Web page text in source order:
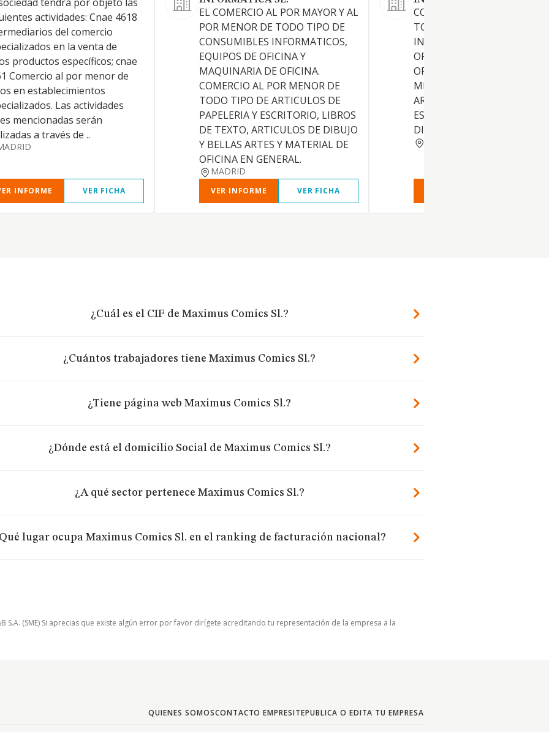
actividades: Cnae 4618
del comercio
en la venta de
productos específicos; cnae
Comercio al por menor de
en establecimientos
Las actividades
mencionadas serán
a través de ..
INFORME VER FICHA
EL COMERCIO AL POR MAYOR Y AL
POR MENOR DE TODO TIPO DE
CONSUMIBLES INFORMATICOS,
EQUIPOS DE OFICINA Y
MAQUINARIA DE OFICINA.
COMERCIO AL POR MENOR DE
TODO TIPO DE ARTICULOS DE
PAPELERIA Y ESCRITORIO, LIBROS
DE TEXTO, ARTICULOS DE DIBUJO
Y BELLAS ARTES Y MATERIAL DE
OFICINA EN GENERAL.
MADRID
VER INFORME VER FICHA
COMERCIO AL POR MENOR
TODO TIPO DE;
INFORMATICOS, EQUIPOS DE
OFICINA Y MAQUINARIA DE
OFICINA. COMERCIO AL POR
MENOR DE TODO TIPO DE
ARTICULOS DE PAPELERIA Y
ESCRITORIO, ARTICULOS DE
DIBUJO Y BELLAS ARTES Y
¿Cuál es el CIF de Maximus Comics Sl.?
¿Cuántos trabajadores tiene Maximus Comics Sl.?
¿Tiene página web Maximus Comics Sl.?
¿Dónde está el domicilio Social de Maximus Comics Sl.?
¿A qué sector pertenece Maximus Comics Sl.?
lugar ocupa Maximus Comics Sl. en el ranking de facturación nacional?
(SME) Si aprecias que existe algún error por favor dirígete acreditando tu representación de la empresa a la
QUIENES SOMOSCONTACTO EMPRESITEPUBLICA O EDITA TU EMPRESA